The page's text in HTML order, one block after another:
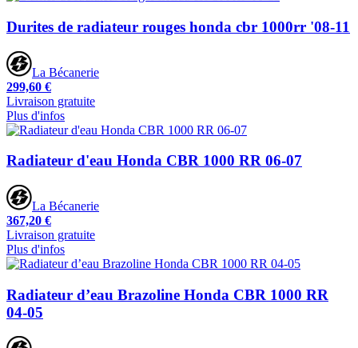
Durites de radiateur rouges honda cbr 1000rr '08-11
La Bécanerie
299,60 €
Livraison gratuite
Plus d'infos
Radiateur d'eau Honda CBR 1000 RR 06-07
La Bécanerie
367,20 €
Livraison gratuite
Plus d'infos
Radiateur d’eau Brazoline Honda CBR 1000 RR
04-05